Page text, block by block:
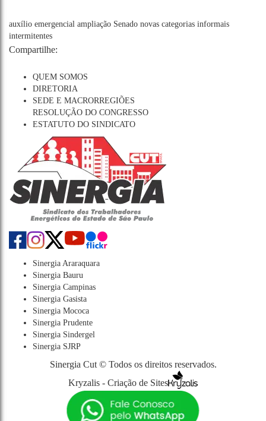
auxílio emergencial ampliação Senado novas categorias informais
intermitentes
Compartilhe:
QUEM SOMOS
DIRETORIA
SEDE E MACRORREGIÕES
RESOLUÇÃO DO CONGRESSO
ESTATUTO DO SINDICATO
Sinergia Araraquara
Sinergia Bauru
Sinergia Campinas
Sinergia Gasista
Sinergia Mococa
Sinergia Prudente
Sinergia Sindergel
Sinergia SJRP
Sinergia Cut © Todos os direitos reservados.
Kryzalis - Criação de Sites